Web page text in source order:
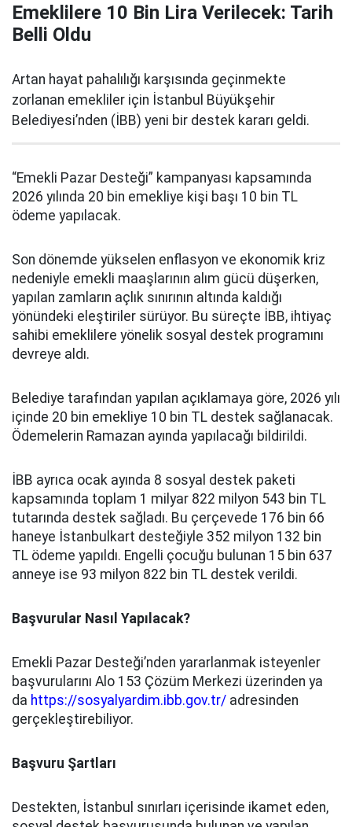
Emeklilere 10 Bin Lira Verilecek: Tarih
Belli Oldu
Artan hayat pahalılığı karşısında geçinmekte
zorlanan emekliler için İstanbul Büyükşehir
Belediyesi’nden (İBB) yeni bir destek kararı geldi.
“Emekli Pazar Desteği” kampanyası kapsamında
2026 yılında 20 bin emekliye kişi başı 10 bin TL
ödeme yapılacak.
Son dönemde yükselen enflasyon ve ekonomik kriz
nedeniyle emekli maaşlarının alım gücü düşerken,
yapılan zamların açlık sınırının altında kaldığı
yönündeki eleştiriler sürüyor. Bu süreçte İBB, ihtiyaç
sahibi emeklilere yönelik sosyal destek programını
devreye aldı.
Belediye tarafından yapılan açıklamaya göre, 2026 yılı
içinde 20 bin emekliye 10 bin TL destek sağlanacak.
Ödemelerin Ramazan ayında yapılacağı bildirildi.
İBB ayrıca ocak ayında 8 sosyal destek paketi
kapsamında toplam 1 milyar 822 milyon 543 bin TL
tutarında destek sağladı. Bu çerçevede 176 bin 66
haneye İstanbulkart desteğiyle 352 milyon 132 bin
TL ödeme yapıldı. Engelli çocuğu bulunan 15 bin 637
anneye ise 93 milyon 822 bin TL destek verildi.
Başvurular Nasıl Yapılacak?
Emekli Pazar Desteği’nden yararlanmak isteyenler
başvurularını Alo 153 Çözüm Merkezi üzerinden ya
da https://sosyalyardim.ibb.gov.tr/ adresinden
gerçekleştirebiliyor.
Başvuru Şartları
Destekten, İstanbul sınırları içerisinde ikamet eden,